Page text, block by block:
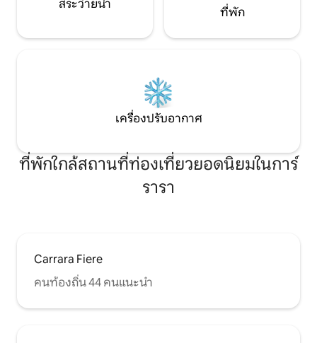
สระว่ายน้ำ
ที่พัก
เครื่องปรับอากาศ
ที่พักใกล้สถานที่ท่องเที่ยวยอดนิยมในการ์
รารา
Carrara Fiere
คนท้องถิ่น 44 คนแนะนำ